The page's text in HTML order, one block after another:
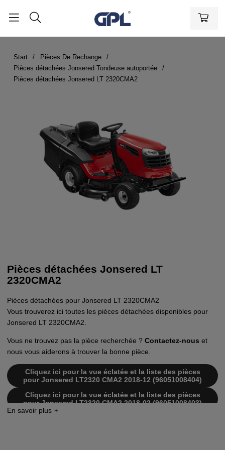
Start
Pièces De Rechange
Pièces détachées Jonsered Tondeuse autoportée
Pièces détachées Jonsered LT 2320CMA2
Pièces détachées Jonsered LT
2320CMA2
Pièces détachées pour Jonsered LT 2320CMA2
Vous trouverez ici toutes les pièces détachées disponibles pour
Jonsered LT 2320CMA2.
Vous ne trouvez pas la pièce recherchée ? Contactez-nous et
nous vous aiderons à trouver la bonne pièce.
Cliquez ici pour la vue éclatée et la liste des pièces
pour Jonsered LT2320 CMA2 2018-12 (96051008404)
Cliquez ici pour la vue éclatée et la liste des pièces
pour Jonsered LT2320 CMA2 2018-02 (96051008403)